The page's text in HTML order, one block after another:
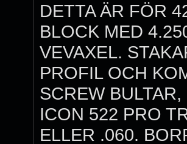
DETTA ÄR FÖR
BLOCK MED
VEVAXEL.
PROFIL OCH
SCREW
ICON 522 PRO
ELLER .060.